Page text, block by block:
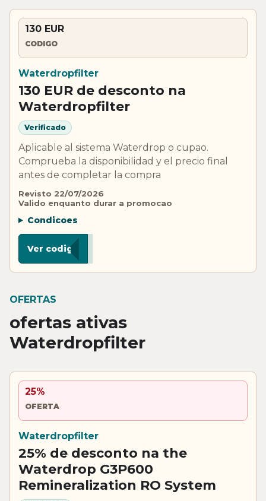
130 EUR
CODIGO
Waterdropfilter
130 EUR de desconto na
Waterdropfilter
Verificado
Aplicable al sistema Waterdrop o cupao.
Comprueba la disponibilidad y el precio final
antes de completar la compra
Revisto 22/07/2026
Valido enquanto durar a promocao
Condicoes
Ver codigo
OFERTAS
ofertas ativas
Waterdropfilter
25%
OFERTA
Waterdropfilter
25% de desconto na the
Waterdrop G3P600
Remineralization RO System